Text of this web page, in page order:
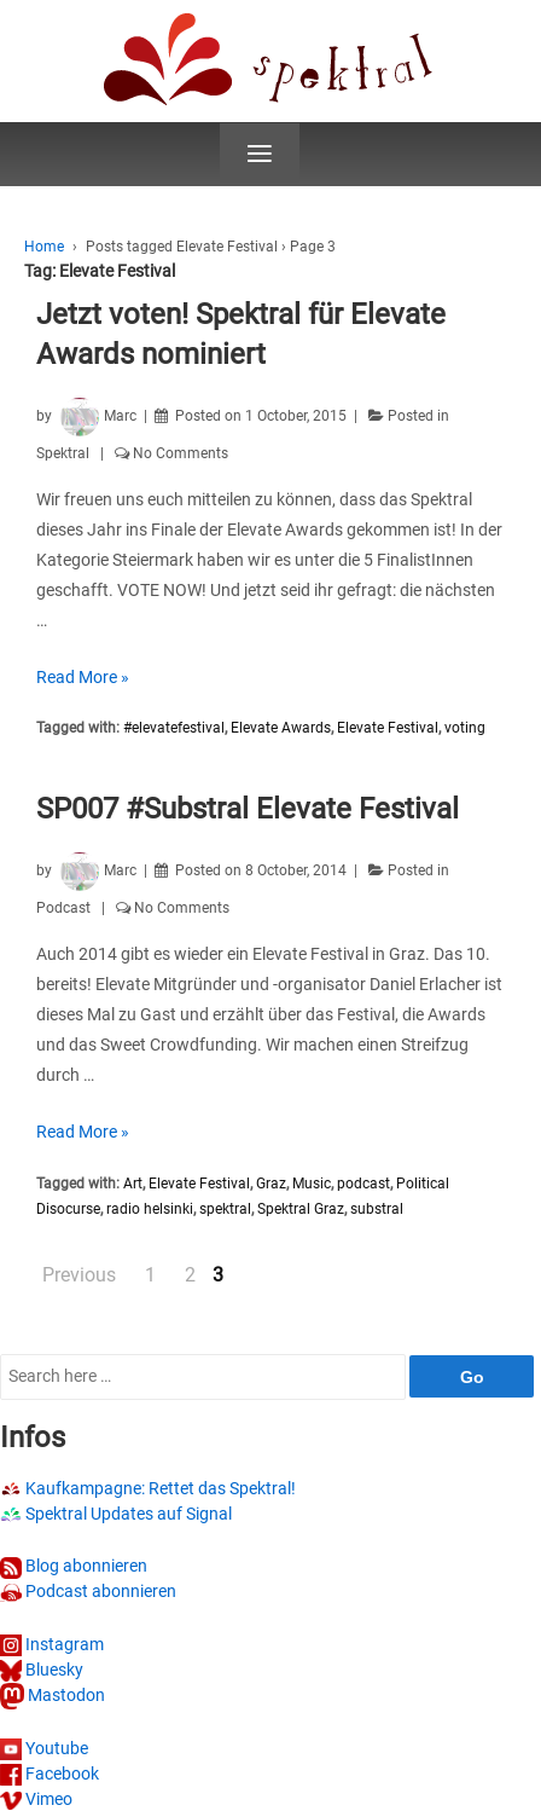
≡
Home › Posts tagged Elevate Festival › Page 3
Tag: Elevate Festival
Jetzt voten! Spektral für Elevate
Awards nominiert
by Marc Posted on 1 October, 2015 Posted in
Spektral No Comments
Wir freuen uns euch mitteilen zu können, dass das Spektral
dieses Jahr ins Finale der Elevate Awards gekommen ist! In der
Kategorie Steiermark haben wir es unter die 5 FinalistInnen
geschafft. VOTE NOW! Und jetzt seid ihr gefragt: die nächsten
…
Jetzt
Spektral
Elevate
nominiert
Read More »
Tagged with: #elevatefestival , Elevate Awards, Elevate Festival ,voting
SP007 #Substral Elevate Festival
by Marc Posted on 8 October, 2014 Posted in
Podcast No Comments
Auch 2014 gibt es wieder ein Elevate Festival in Graz. Das 10.
bereits! Elevate Mitgründer und -organisator Daniel Erlacher ist
dieses Mal zu Gast und erzählt über das Festival, die Awards
und das Sweet Crowdfunding. Wir machen einen Streifzug
durch …
SP007
Elevate
Read More »
Tagged with: Art, Elevate Festival,Graz, Music,podcast, Political
Disocurse,radio helsinki,spektral,Spektral Graz,substral
Posts
Previous 1 2 3
Search
Infos
Kaufkampagne: Rettet das Spektral!
Spektral Updates auf Signal
Blog abonnieren
Podcast abonnieren
Instagram
Bluesky
Mastodon
Youtube
Facebook
Vimeo